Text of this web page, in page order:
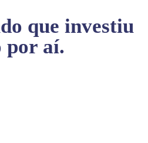
que investiu
por aí.